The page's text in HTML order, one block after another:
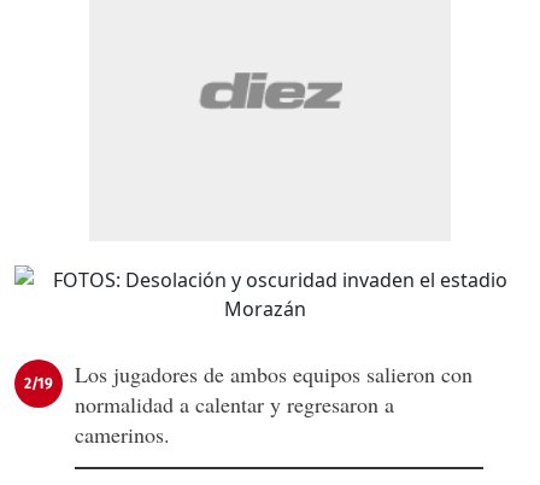
2/19
Los jugadores de ambos equipos salieron con
normalidad a calentar y regresaron a
camerinos.